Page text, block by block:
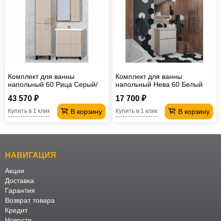
Комплект для ванны
напольный 60 Рица Cерый/
43 570 ₽
В корзину
Купить в 1 клик
Комплект для ванны
напольный Нева 60 Белый
17 700 ₽
В корзину
Купить в 1 клик
НАВИГАЦИЯ
Акции
Доставка
Гарантия
Возврат товара
Кредит